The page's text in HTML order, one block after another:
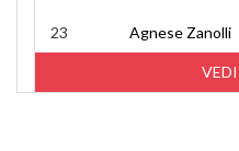
23 Agnese Zanolli